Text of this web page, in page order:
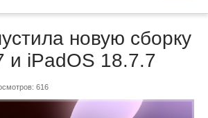
новую сборку
и iPadOS 18.7.7
616